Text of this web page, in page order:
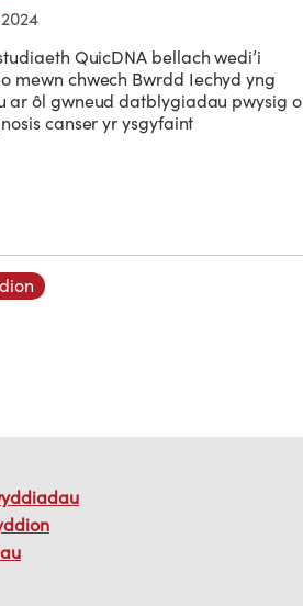
QuicDNA bellach wedi’i
mewn chwech Bwrdd Iechyd yng
ar ôl gwneud datblygiadau pwysig o
canser yr ysgyfaint